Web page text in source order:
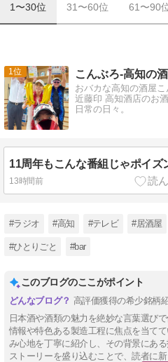
1〜30位 31〜60位 61〜90
1 こんぶろ-高知の
おバカな高知の酒屋こ
近藤印 高知酒店のお
日常の日々。
11周年もこんな番組じゃポイズ
13時間前
#ラジオ #高知 #テレビ #居酒屋
#ひとりごと #bar
このブログのここがポイント
高評価獲得の希少銘柄
日本酒や酒類の魅力を絶妙な言葉選び
情報や特色ある製造工程に焦点を当て
み心地を丁寧に紹介し、その背景にあ
ストーリーを盛り込むことで、読者に